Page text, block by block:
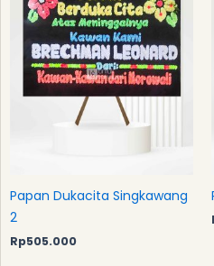
Papan Dukacita Singkawang
2
Rp505.000